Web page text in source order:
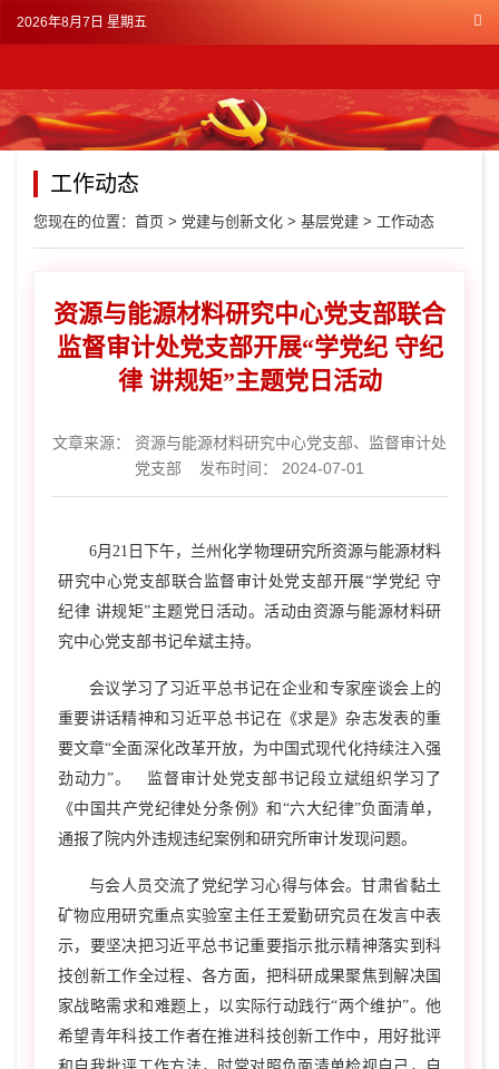
2026年8月7日 星期五
工作动态
您现在的位置： 首页 > 党建与创新文化 > 基层党建 > 工作动态
资源与能源材料研究中心党支部联合
监督审计处党支部开展“学党纪 守纪
律 讲规矩”主题党日活动
文章来源：
资源与能源材料研究中心党支部、监督审计处
党支部
发布时间： 2024-07-01
6月21日下午，兰州化学物理研究所资源与能源材料
研究中心党支部联合监督审计处党支部开展“学党纪 守
纪律 讲规矩”主题党日活动。活动由资源与能源材料研
究中心党支部书记牟斌主持。
会议学习了习近平总书记在企业和专家座谈会上的
重要讲话精神和习近平总书记在《求是》杂志发表的重
要文章“全面深化改革开放，为中国式现代化持续注入强
劲动力”。 监督审计处党支部书记段立斌组织学习了
《中国共产党纪律处分条例》和“六大纪律”负面清单，
通报了院内外违规违纪案例和研究所审计发现问题。
与会人员交流了党纪学习心得与体会。甘肃省黏土
矿物应用研究重点实验室主任王爱勤研究员在发言中表
示，要坚决把习近平总书记重要指示批示精神落实到科
技创新工作全过程、各方面，把科研成果聚焦到解决国
家战略需求和难题上，以实际行动践行“两个维护”。他
希望青年科技工作者在推进科技创新工作中，用好批评